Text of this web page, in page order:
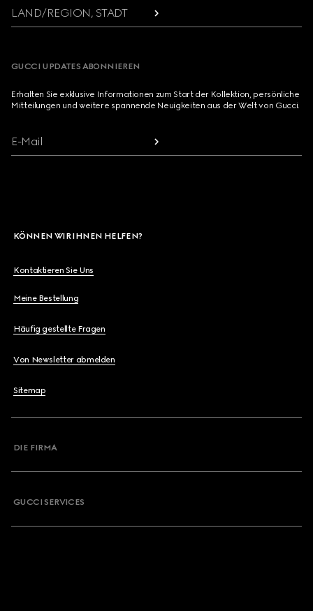
LAND/REGION, STADT
GUCCI UPDATES ABONNIEREN
Erhalten Sie exklusive Informationen zum Start der Kollektion, persönliche
Mitteilungen und weitere spannende Neuigkeiten aus der Welt von Gucci.
E-Mail
KÖNNEN WIR IHNEN HELFEN?
Kontaktieren Sie Uns
Meine Bestellung
Häufig gestellte Fragen
Von Newsletter abmelden
Sitemap
DIE FIRMA
GUCCI SERVICES